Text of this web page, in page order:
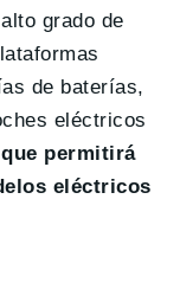
grado de
de baterías,
eléctricos
permitirá
eléctricos